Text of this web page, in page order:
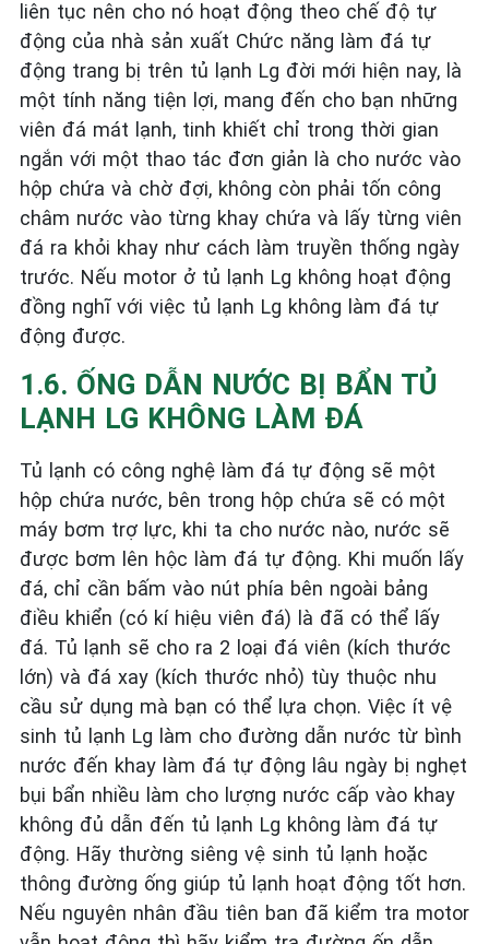
liên tục nên cho nó hoạt động theo chế độ tự
động của nhà sản xuất Chức năng làm đá tự
động trang bị trên tủ lạnh Lg đời mới hiện nay, là
một tính năng tiện lợi, mang đến cho bạn những
viên đá mát lạnh, tinh khiết chỉ trong thời gian
ngắn với một thao tác đơn giản là cho nước vào
hộp chứa và chờ đợi, không còn phải tốn công
châm nước vào từng khay chứa và lấy từng viên
đá ra khỏi khay như cách làm truyền thống ngày
trước. Nếu motor ở tủ lạnh Lg không hoạt động
đồng nghĩ với việc tủ lạnh Lg không làm đá tự
động được.
1.6. ỐNG DẪN NƯỚC BỊ BẨN TỦ
LẠNH LG KHÔNG LÀM ĐÁ
Tủ lạnh có công nghệ làm đá tự động sẽ một
hộp chứa nước, bên trong hộp chứa sẽ có một
máy bơm trợ lực, khi ta cho nước nào, nước sẽ
được bơm lên hộc làm đá tự động. Khi muốn lấy
đá, chỉ cần bấm vào nút phía bên ngoài bảng
điều khiển (có kí hiệu viên đá) là đã có thể lấy
đá. Tủ lạnh sẽ cho ra 2 loại đá viên (kích thước
lớn) và đá xay (kích thước nhỏ) tùy thuộc nhu
cầu sử dụng mà bạn có thể lựa chọn. Việc ít vệ
sinh tủ lạnh Lg làm cho đường dẫn nước từ bình
nước đến khay làm đá tự động lâu ngày bị nghẹt
bụi bẩn nhiều làm cho lượng nước cấp vào khay
không đủ dẫn đến tủ lạnh Lg không làm đá tự
động. Hãy thường siêng vệ sinh tủ lạnh hoặc
thông đường ống giúp tủ lạnh hoạt động tốt hơn.
Nếu nguyên nhân đầu tiên ban đã kiểm tra motor